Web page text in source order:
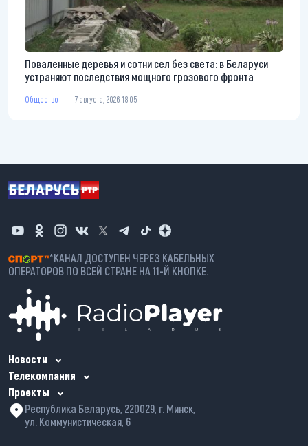
Поваленные деревья и сотни сел без света: в Беларуси
устраняют последствия мощного грозового фронта
Общество 7 августа, 2026 18:05
*КАНАЛ ДОСТУПЕН ЧЕРЕЗ КАБЕЛЬНЫХ
ОПЕРАТОРОВ ПО ВСЕЙ СТРАНЕ НА 11-Й КНОПКЕ.
Новости
Телекомпания
Проекты
Республика Беларусь, 220029, г. Минск,
ул. Коммунистическая, 6